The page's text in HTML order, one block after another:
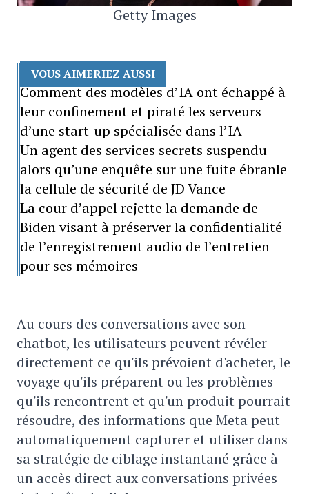
Getty Images
VOUS AIMERIEZ AUSSI
Comment des modèles d’IA ont échappé à
leur confinement et piraté les serveurs
d’une start-up spécialisée dans l’IA
Un agent des services secrets suspendu
alors qu’une enquête sur une fuite ébranle
la cellule de sécurité de JD Vance
La cour d’appel rejette la demande de
Biden visant à préserver la confidentialité
de l’enregistrement audio de l’entretien
pour ses mémoires
Au cours des conversations avec son
chatbot, les utilisateurs peuvent révéler
directement ce qu'ils prévoient d'acheter, le
voyage qu'ils préparent ou les problèmes
qu'ils rencontrent et qu'un produit pourrait
résoudre, des informations que Meta peut
automatiquement capturer et utiliser dans
sa stratégie de ciblage instantané grâce à
un accès direct aux conversations privées